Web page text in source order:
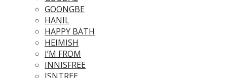
GOONGBE
HANIL
HAPPY BATH
HEIMISH
I’M FROM
INNISFREE